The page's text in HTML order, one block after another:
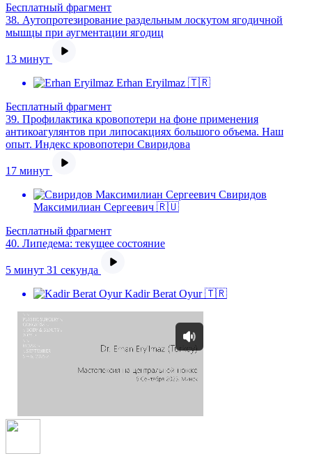
Бесплатный фрагмент
38. Аутопротезирование раздельным лоскутом ягодичной
мышцы при аугментации ягодиц
13 минут
Erhan Eryilmaz 🇹🇷
Бесплатный фрагмент
39. Профилактика кровопотери на фоне применения
антикоагулянтов при липосакциях большого объема. Наш
опыт. Индекс кровопотери Свиридова
17 минут
Свиридов
Максимилиан Сергеевич 🇷🇺
Бесплатный фрагмент
40. Липедема: текущее состояние
5 минут 31 секунда
Kadir Berat Oyur 🇹🇷